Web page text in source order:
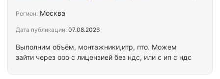
Выполним объём, монтажники,итр, пто. Можем
зайти через ооо с лицензией без ндс, или с ип с ндс
Регион: Москва
Дата публикации: 07.08.2026